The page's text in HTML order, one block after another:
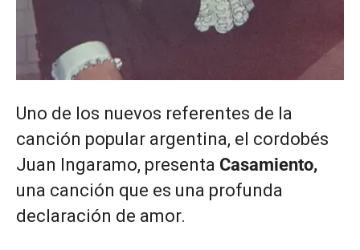
Uno de los nuevos referentes de la
canción popular argentina, el cordobés
Juan Ingaramo, presenta Casamiento,
una canción que es una profunda
declaración de amor.